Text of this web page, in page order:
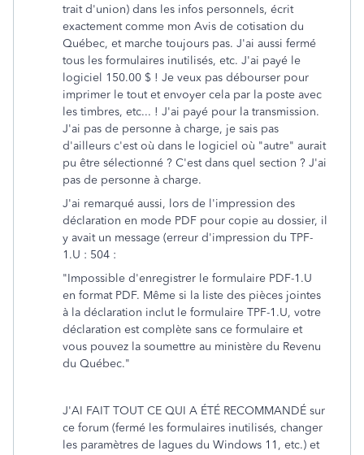
trait d'union) dans les infos personnels, écrit
exactement comme mon Avis de cotisation du
Québec, et marche toujours pas. J'ai aussi fermé
tous les formulaires inutilisés, etc. J'ai payé le
logiciel 150.00 $ ! Je veux pas débourser pour
imprimer le tout et envoyer cela par la poste avec
les timbres, etc... ! J'ai payé pour la transmission.
J'ai pas de personne à charge, je sais pas
d'ailleurs c'est où dans le logiciel où "autre" aurait
pu être sélectionné ? C'est dans quel section ? J'ai
pas de personne à charge.
J'ai remarqué aussi, lors de l'impression des
déclaration en mode PDF pour copie au dossier, il
y avait un message (erreur d'impression du TPF-
1.U : 504 :
"Impossible d'enregistrer le formulaire PDF-1.U
en format PDF. Même si la liste des pièces jointes
à la déclaration inclut le formulaire TPF-1.U, votre
déclaration est complète sans ce formulaire et
vous pouvez la soumettre au ministère du Revenu
du Québec."
J'AI FAIT TOUT CE QUI A ÉTÉ RECOMMANDÉ sur
ce forum (fermé les formulaires inutilisés, changer
les paramètres de lagues du Windows 11, etc.) et